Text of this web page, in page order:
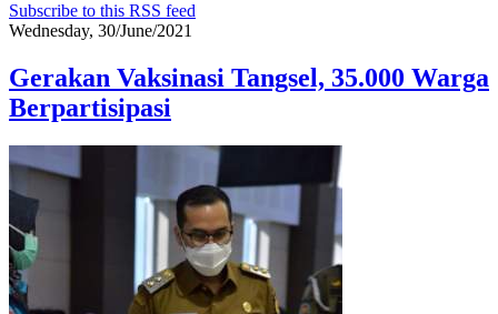
Subscribe to this RSS feed
Wednesday, 30/June/2021
Gerakan Vaksinasi Tangsel, 35.000 Warga
Berpartisipasi